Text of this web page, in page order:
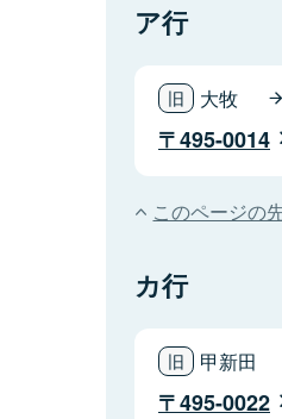
ア行
大牧
495-0014
このページの
カ行
甲新田
495-0022